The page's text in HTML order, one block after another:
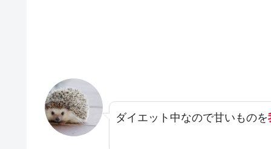
ダイエット中なので甘いものを